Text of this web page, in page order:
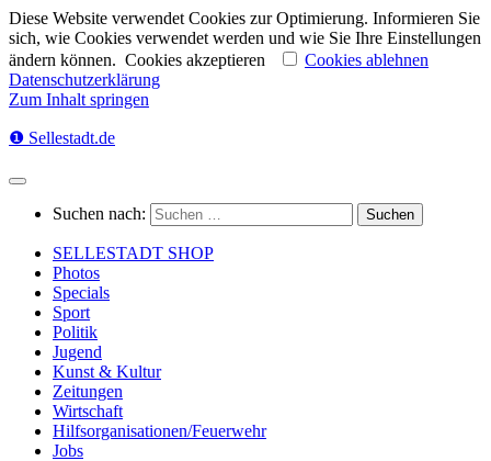
Diese Website verwendet Cookies zur Optimierung. Informieren Sie
sich, wie Cookies verwendet werden und wie Sie Ihre Einstellungen
ändern können. Cookies akzeptieren
Cookies ablehnen
Datenschutzerklärung
Zum Inhalt springen
❶ Sellestadt.de
Suchen nach:
SELLESTADT SHOP
Photos
Specials
Sport
Politik
Jugend
Kunst & Kultur
Zeitungen
Wirtschaft
Hilfsorganisationen/Feuerwehr
Jobs